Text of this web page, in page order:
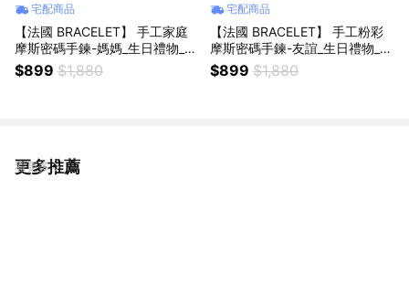
宅配商品
【法國 BRACELET】 手工家庭
摩斯密碼手鍊-媽媽_生日禮物_摩
斯密碼_手工飾品_媽媽我愛你_牡
羊座生日快樂
$899 $1,880
宅配商品
【法國 BRACELET】 手工粉彩
摩斯密碼手鍊-友誼_生日禮物_專
屬於你_摩斯密碼_手工飾品_牡羊
座生日快樂
$899 $1,880
更多推薦
看更多